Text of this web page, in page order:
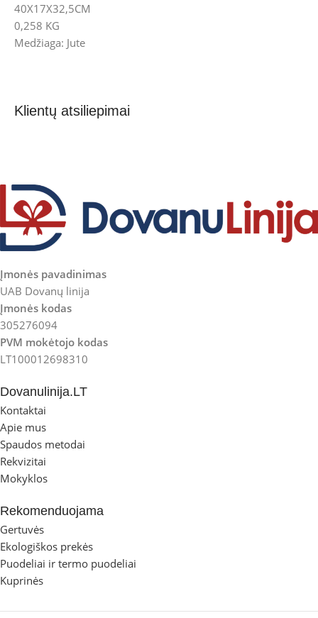
40X17X32,5CM
0,258 KG
Medžiaga: Jute
Klientų atsiliepimai
Įmonės pavadinimas
UAB Dovanų linija
Įmonės kodas
305276094
PVM mokėtojo kodas
LT100012698310
Dovanulinija.LT
Kontaktai
Apie mus
Spaudos metodai
Rekvizitai
Mokyklos
Rekomenduojama
Gertuvės
Ekologiškos prekės
Puodeliai ir termo puodeliai
Kuprinės